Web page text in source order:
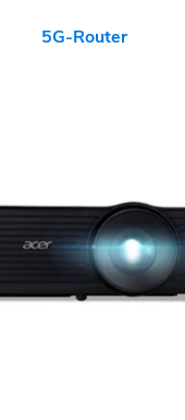
5G-Router